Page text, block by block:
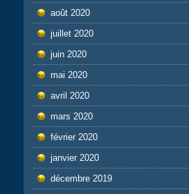
août 2020
juillet 2020
juin 2020
mai 2020
avril 2020
mars 2020
février 2020
janvier 2020
décembre 2019